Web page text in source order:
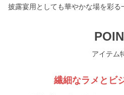
披露宴用としても華やかな場を彩る
アイテム
繊細なラメとビ